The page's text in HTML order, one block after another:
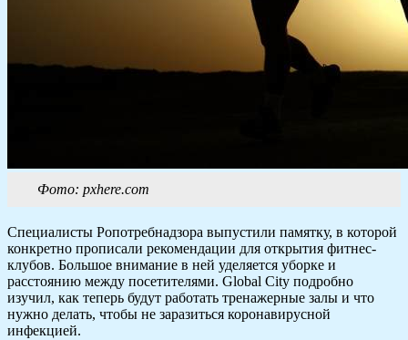
Фото: pxhere.com
Специалисты Ропотребнадзора выпустили памятку, в которой
конкретно прописали рекомендации для открытия фитнес-
клубов. Большое внимание в ней уделяется уборке и
расстоянию между посетителями. Global City подробно
изучил, как теперь будут работать тренажерные залы и что
нужно делать, чтобы не заразиться коронавирусной
инфекцией.